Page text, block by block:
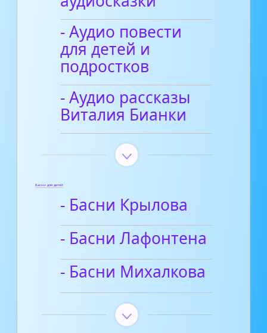
- Аудио повести
для детей и
подростков
- Аудио рассказы
Виталия Бианки
Басни для детей
- Басни Крылова
- Басни Лафонтена
- Басни Михалкова